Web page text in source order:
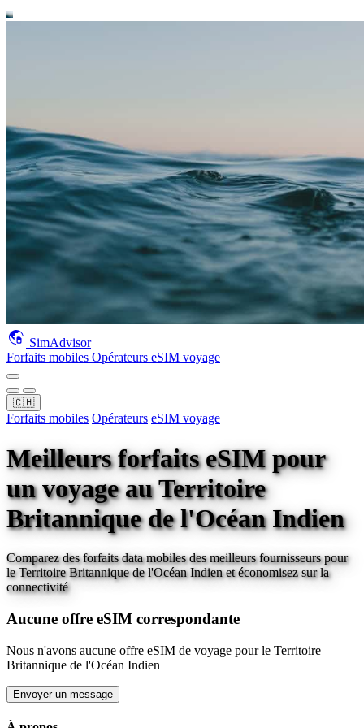
SimAdvisor
Forfaits mobiles Opérateurs eSIM voyage
🇨🇭
Forfaits mobiles Opérateurs eSIM voyage
Meilleurs forfaits eSIM pour
un voyageau Territoire
Britannique de l'Océan Indien
Comparez des forfaits data mobiles des meilleurs fournisseurs pour
le Territoire Britannique de l'Océan Indienet économisez sur la
connectivité
Aucune offre eSIM correspondante
Nous n'avons aucune offre eSIM de voyage pourle Territoire
Britannique de l'Océan Indien
Envoyer un message